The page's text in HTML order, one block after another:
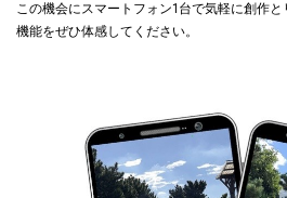
この機会にスマートフォン1台で気軽に創作と
機能をぜひ体感してください。